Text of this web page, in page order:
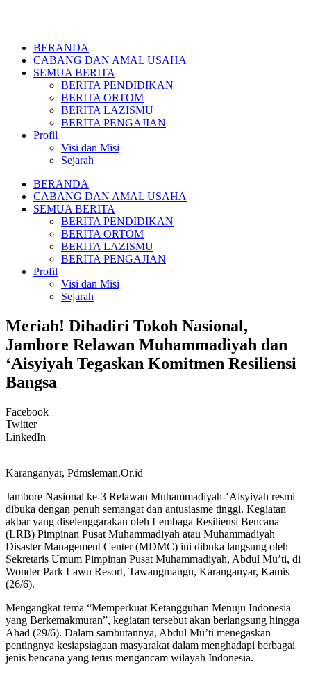
BERANDA
CABANG DAN AMAL USAHA
SEMUA BERITA
BERITA PENDIDIKAN
BERITA ORTOM
BERITA LAZISMU
BERITA PENGAJIAN
Profil
Visi dan Misi
Sejarah
BERANDA
CABANG DAN AMAL USAHA
SEMUA BERITA
BERITA PENDIDIKAN
BERITA ORTOM
BERITA LAZISMU
BERITA PENGAJIAN
Profil
Visi dan Misi
Sejarah
Meriah! Dihadiri Tokoh Nasional,
Jambore Relawan Muhammadiyah dan
‘Aisyiyah Tegaskan Komitmen Resiliensi
Bangsa
Facebook
Twitter
LinkedIn
Karanganyar, Pdmsleman.Or.id
Jambore Nasional ke-3 Relawan Muhammadiyah-‘Aisyiyah resmi
dibuka dengan penuh semangat dan antusiasme tinggi. Kegiatan
akbar yang diselenggarakan oleh Lembaga Resiliensi Bencana
(LRB) Pimpinan Pusat Muhammadiyah atau Muhammadiyah
Disaster Management Center (MDMC) ini dibuka langsung oleh
Sekretaris Umum Pimpinan Pusat Muhammadiyah, Abdul Mu’ti, di
Wonder Park Lawu Resort, Tawangmangu, Karanganyar, Kamis
(26/6).
Mengangkat tema “Memperkuat Ketangguhan Menuju Indonesia
yang Berkemakmuran”, kegiatan tersebut akan berlangsung hingga
Ahad (29/6). Dalam sambutannya, Abdul Mu’ti menegaskan
pentingnya kesiapsiagaan masyarakat dalam menghadapi berbagai
jenis bencana yang terus mengancam wilayah Indonesia.